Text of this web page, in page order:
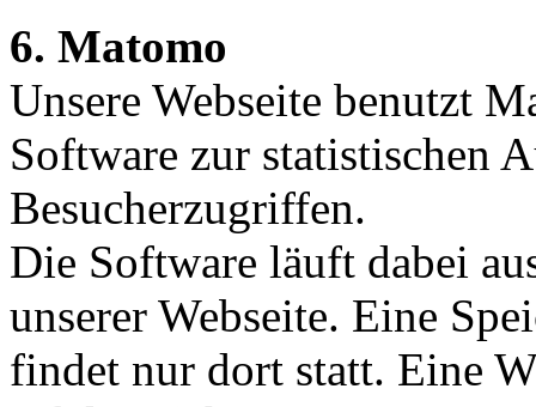
6. Matomo
Unsere Webseite benutzt
Software zur statistischen
Besucherzugriffen.
Die Software läuft dabei
unserer Webseite. Eine
findet nur dort statt. Eine